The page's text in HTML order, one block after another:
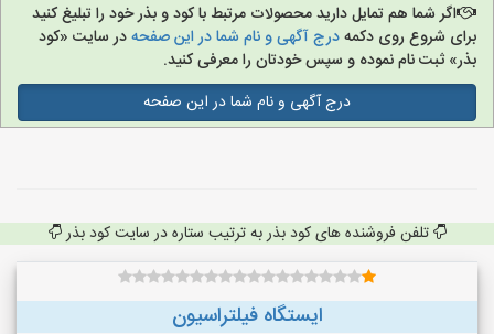
اگر شما هم تمایل دارید محصولات مرتبط با کود و بذر خود را تبلیغ کنید
برای شروع روی دکمهدرج آگهی و نام شما در این صفحهدر سایت «کود
بذر» ثبت نام نموده و سپس خودتان را معرفی کنید.
درج آگهی و نام شما در این صفحه
تلفن فروشنده های کود بذر به ترتیب ستاره در سایت کود بذر
ایستگاه فیلتراسیون